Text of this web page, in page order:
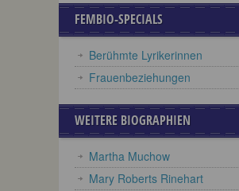
FEMBIO-SPECIALS
Berühmte Lyrikerinnen
Frauenbeziehungen
WEITERE BIOGRAPHIEN
Martha Muchow
Mary Roberts Rinehart